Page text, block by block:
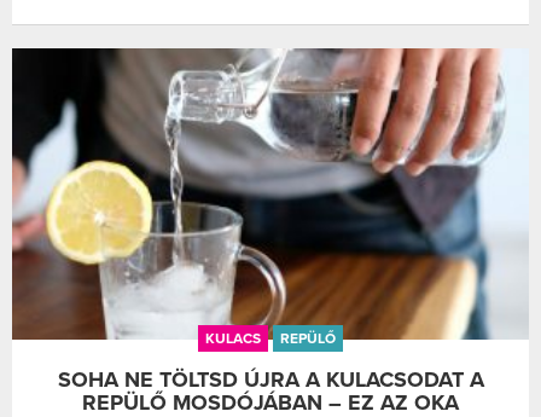
KULACS REPÜLŐ
SOHA NE TÖLTSD ÚJRA A KULACSODAT A
REPÜLŐ MOSDÓJÁBAN – EZ AZ OKA